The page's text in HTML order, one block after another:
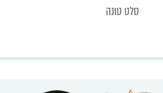
סלט טונה